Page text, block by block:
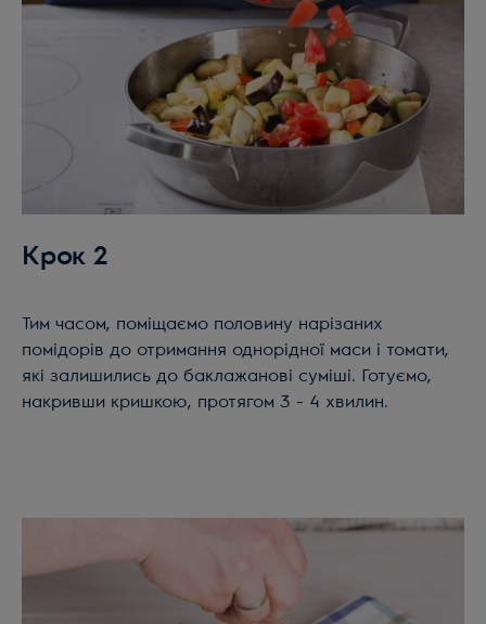
Крок 2
Тим часом, поміщаємо половину нарізаних
помідорів до отримання однорідної маси і томати,
які залишились до баклажанові суміші. Готуємо,
накривши кришкою, протягом 3 - 4 хвилин.